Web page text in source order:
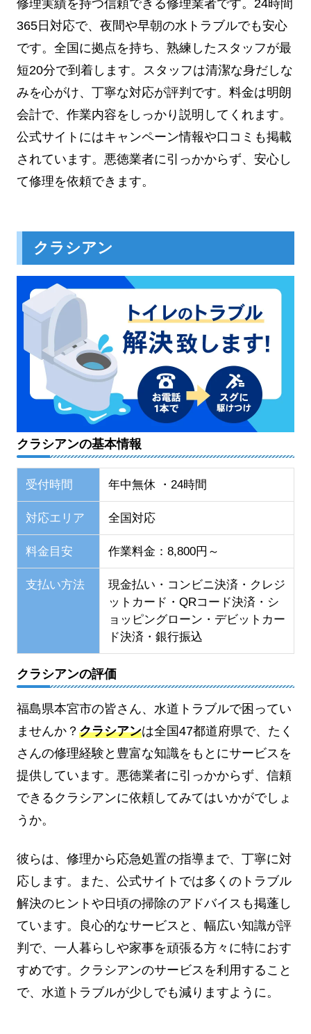
修理実績を持つ信頼できる修理業者です。24時間
365日対応で、夜間や早朝の水トラブルでも安心
です。全国に拠点を持ち、熟練したスタッフが最
短20分で到着します。スタッフは清潔な身だしな
みを心がけ、丁寧な対応が評判です。料金は明朗
会計で、作業内容をしっかり説明してくれます。
公式サイトにはキャンペーン情報や口コミも掲載
されています。悪徳業者に引っかからず、安心し
て修理を依頼できます。
クラシアン
クラシアンの基本情報
受付時間 年中無休 ・24時間
対応エリア 全国対応
料金目安 作業料金：8,800円～
支払い方法
現金払い・コンビニ決済・クレジ
ットカード・QRコード決済・シ
ョッピングローン・デビットカー
ド決済・銀行振込
クラシアンの評価
福島県本宮市の皆さん、水道トラブルで困ってい
ませんか？ クラシアンは全国47都道府県で、たく
さんの修理経験と豊富な知識をもとにサービスを
提供しています。悪徳業者に引っかからず、信頼
できるクラシアンに依頼してみてはいかがでしょ
うか。
彼らは、修理から応急処置の指導まで、丁寧に対
応します。また、公式サイトでは多くのトラブル
解決のヒントや日頃の掃除のアドバイスも掲蓬し
ています。良心的なサービスと、幅広い知識が評
判で、一人暮らしや家事を頑張る方々に特におす
すめです。クラシアンのサービスを利用すること
で、水道トラブルが少しでも減りますように。